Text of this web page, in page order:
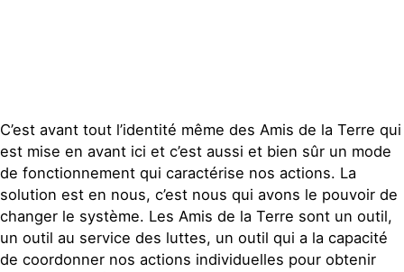
C’est avant tout l’identité même des Amis de la Terre qui
est mise en avant ici et c’est aussi et bien sûr un mode
de fonctionnement qui caractérise nos actions. La
solution est en nous, c’est nous qui avons le pouvoir de
changer le système. Les Amis de la Terre sont un outil,
un outil au service des luttes, un outil qui a la capacité
de coordonner nos actions individuelles pour obtenir